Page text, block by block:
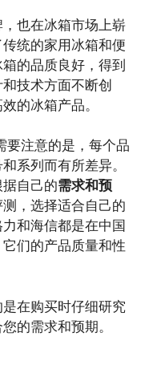
也在冰箱市场上崭
统的家用冰箱和便
的品质良好，得到
技术方面不断创
的冰箱产品。
要注意的是，每个品
系列而有所差异。
自己的需求和预
，选择适合自己的
和海信都是在中国
们的产品质量和性
在购买时仔细研究
的需求和预期。